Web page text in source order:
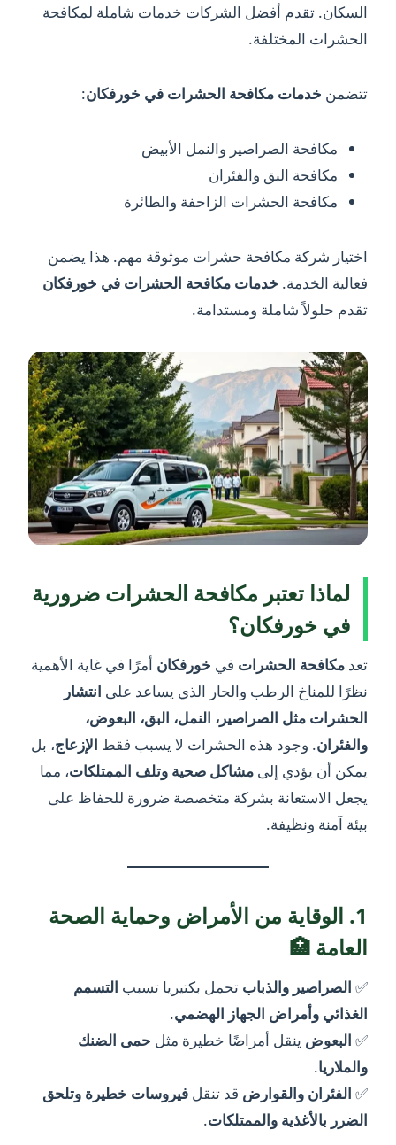
السكان. تقدم أفضل الشركات خدمات شاملة لمكافحة
الحشرات المختلفة.
تتضمن خدمات مكافحة الحشرات في خورفكان:
مكافحة الصراصير والنمل الأبيض
مكافحة البق والفئران
مكافحة الحشرات الزاحفة والطائرة
اختيار شركة مكافحة حشرات موثوقة مهم. هذا يضمن
فعالية الخدمة. خدمات مكافحة الحشرات في خورفكان
تقدم حلولاً شاملة ومستدامة.
لماذا تعتبر مكافحة الحشرات ضرورية
في خورفكان؟
تعد مكافحة الحشرات في خورفكان أمرًا في غاية الأهمية
نظرًا للمناخ الرطب والحار الذي يساعد على انتشار
الحشرات مثل الصراصير، النمل، البق، البعوض،
والفئران. وجود هذه الحشرات لا يسبب فقط الإزعاج، بل
يمكن أن يؤدي إلى مشاكل صحية وتلف الممتلكات، مما
يجعل الاستعانة بشركة متخصصة ضرورة للحفاظ على
بيئة آمنة ونظيفة.
1. الوقاية من الأمراض وحماية الصحة
العامة 🏥
✅ الصراصير والذباب تحمل بكتيريا تسبب التسمم
الغذائي وأمراض الجهاز الهضمي.
✅ البعوض ينقل أمراضًا خطيرة مثل حمى الضنك
والملاريا.
✅ الفئران والقوارض قد تنقل فيروسات خطيرة وتلحق
الضرر بالأغذية والممتلكات.